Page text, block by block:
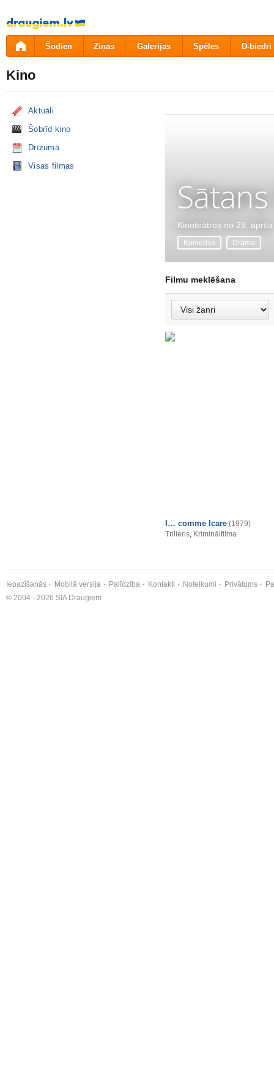
Pāriet
uz
saturu
Šodien Ziņas Galerijas Spēles D-biedri
Kino
Aktuāli
Šobrīd kino
Drīzumā
Visas filmas
Kinoteātros no 29. aprīļa
Komēdija Drāma
Filmu meklēšana
I… comme Icare (1979)
Trilleris, Kriminālfilma
Iepazīšanās Mobilā versija Palīdzība Kontakti Noteikumi Privātums
© 2004 - 2026 SIA Draugiem